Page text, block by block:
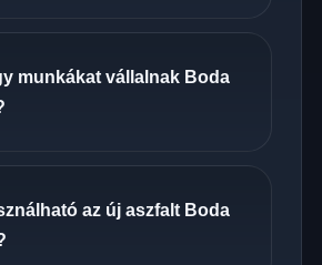
munkákat vállalnak Boda
az új aszfalt Boda